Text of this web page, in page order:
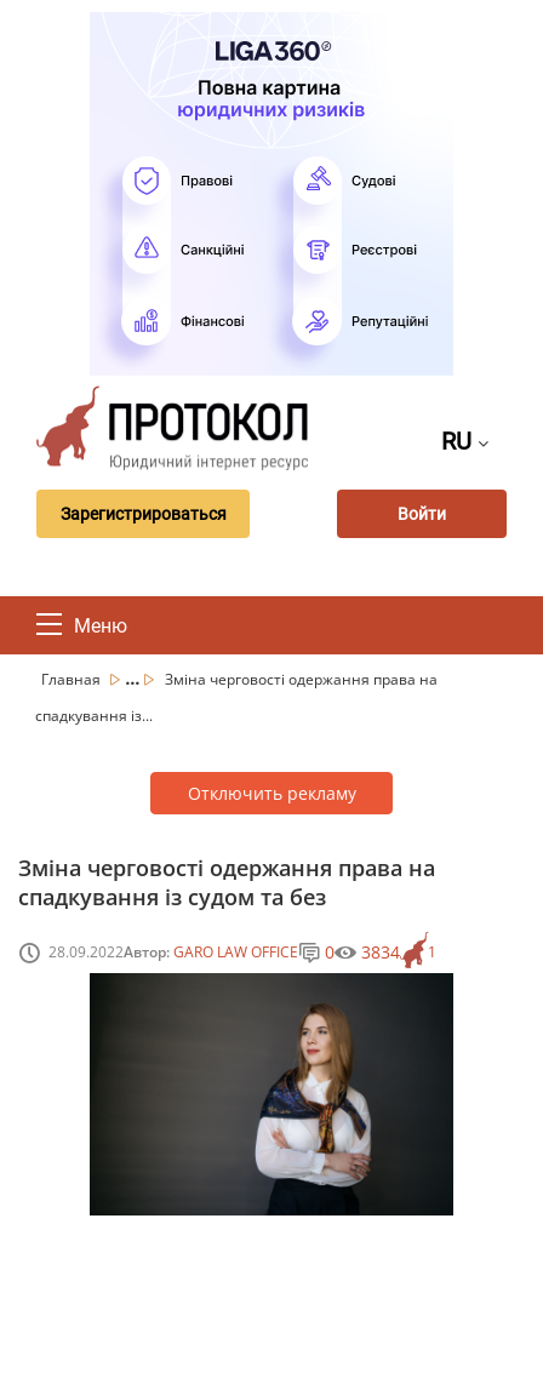
RU
Зарегистрироваться Войти
Меню
Главная ...
Зміна черговості одержання права на
спадкування із...
Отключить рекламу
Зміна черговості одержання права на
спадкування із судом та без
28.09.2022Автор:GARO LAW OFFICE 1
0 3834